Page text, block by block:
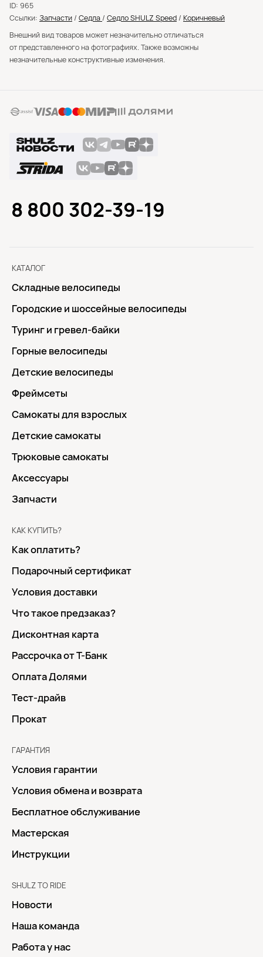
ID: 965
Ссылки: Запчасти / Седла / Седло SHULZ Speed / Коричневый
Внешний вид товаров может незначительно отличаться
от представленного на фотографиях. Также возможны
незначительные конструктивные изменения.
КАТАЛОГ
Складные велосипеды
Городские и шоссейные велосипеды
Туринг и гревел-байки
Горные велосипеды
Детские велосипеды
Фреймсеты
Самокаты для взрослых
Детские самокаты
Трюковые самокаты
Аксессуары
Запчасти
КАК КУПИТЬ?
Как оплатить?
Подарочный сертификат
Условия доставки
Что такое предзаказ?
Дисконтная карта
Рассрочка от Т-Банк
Оплата Долями
Тест-драйв
Прокат
ГАРАНТИЯ
Условия гарантии
Условия обмена и возврата
Бесплатное обслуживание
Мастерская
Инструкции
SHULZ TO RIDE
Новости
Наша команда
Работа у нас
8 800 302-39-19